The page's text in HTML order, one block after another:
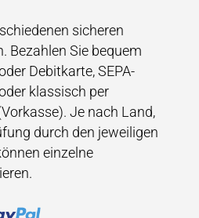
sicheren
Bezahlen Sie bequem
Debitkarte, SEPA-
klassisch per
Je nach Land,
durch den jeweiligen
einzelne